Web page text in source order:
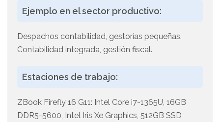
Ejemplo en el sector productivo:
Despachos contabilidad, gestorías pequeñas.
Contabilidad integrada, gestión fiscal.
Estaciones de trabajo:
ZBook Firefly 16 G11: Intel Core i7-1365U, 16GB
DDR5-5600, Intel Iris Xe Graphics, 512GB SSD